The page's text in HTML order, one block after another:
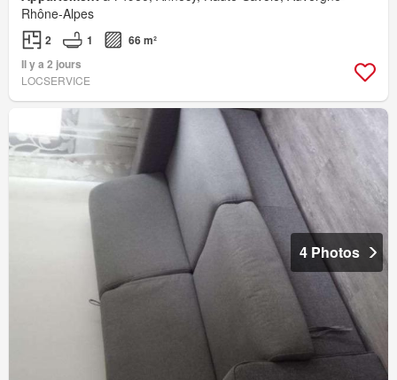
Rhône-Alpes
2 1
66 m²
Il y a 2 jours
LOCSERVICE
4 Photos